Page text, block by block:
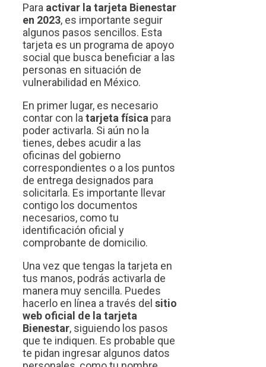
Para activar la tarjeta Bienestar
en 2023, es importante seguir
algunos pasos sencillos. Esta
tarjeta es un programa de apoyo
social que busca beneficiar a las
personas en situación de
vulnerabilidad en México.
En primer lugar, es necesario
contar con la tarjeta física para
poder activarla. Si aún no la
tienes, debes acudir a las
oficinas del gobierno
correspondientes o a los puntos
de entrega designados para
solicitarla. Es importante llevar
contigo los documentos
necesarios, como tu
identificación oficial y
comprobante de domicilio.
Una vez que tengas la tarjeta en
tus manos, podrás activarla de
manera muy sencilla. Puedes
hacerlo en línea a través del sitio
web oficial de la tarjeta
Bienestar, siguiendo los pasos
que te indiquen. Es probable que
te pidan ingresar algunos datos